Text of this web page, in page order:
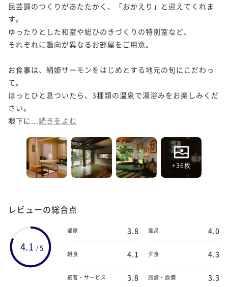
民芸調のつくりがあたたかく、「おかえり」と迎えてくれま
す。
ゆったりとした和室や総ひのきづくりの特別室など、
それぞれに趣向が異なるお部屋をご用意。
お食事は、絹姫サーモンをはじめとする地元の旬にこだわっ
て。
ほっとひと息ついたら、3種類の温泉で湯浴みをお楽しみくだ
さい。
眼下に... 続きをよむ
+36枚
レビューの総合点
4.1 / 5
部屋 3.8 風呂 4.0
朝食 4.1 夕食 4.3
接客・サービス 3.8 施設・設備 3.3